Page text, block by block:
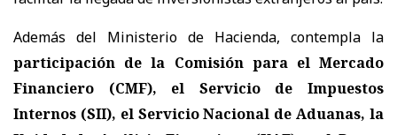
Además del Ministerio de Hacienda, contempla la
participación de la Comisión para el Mercado
Financiero (CMF), el Servicio de Impuestos
Internos (SII), el Servicio Nacional de Aduanas, la